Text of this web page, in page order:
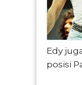
Edy
posisi